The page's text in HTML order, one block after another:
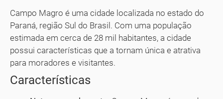
Campo Magro é uma cidade localizada no estado do
Paraná, região Sul do Brasil. Com uma população
estimada em cerca de 28 mil habitantes, a cidade
possui características que a tornam única e atrativa
para moradores e visitantes.
Características